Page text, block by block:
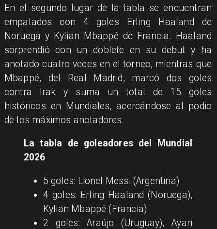
En el segundo lugar de la tabla se encuentran
empatados con 4 goles Erling Haaland de
Noruega y Kylian Mbappé de Francia. Haaland
sorprendió con un doblete en su debut y ha
anotado cuatro veces en el torneo, mientras que
Mbappé, del Real Madrid, marcó dos goles
contra Irak y suma un total de 15 goles
históricos en Mundiales, acercándose al podio
de los máximos anotadores.
La tabla de goleadores del Mundial
2026
5 goles: Lionel Messi (Argentina)
4 goles: Erling Haaland (Noruega),
Kylian Mbappé (Francia)
2 goles: Araújo (Uruguay), Ayari